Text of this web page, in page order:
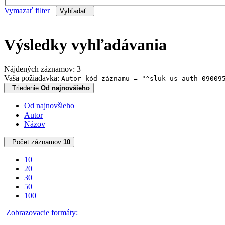
Vymazať filter Vyhľadať
Výsledky vyhľadávania
Nájdených záznamov: 3
Vaša požiadavka: Autor-kód záznamu = "^sluk_us_auth
Triedenie Od najnovšieho
Od najnovšieho
Autor
Názov
Počet záznamov 10
10
20
30
50
100
Zobrazovacie formáty: